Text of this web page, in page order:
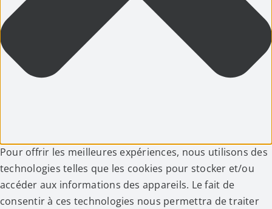
Pour offrir les meilleures expériences, nous utilisons des
technologies telles que les cookies pour stocker et/ou
accéder aux informations des appareils. Le fait de
consentir à ces technologies nous permettra de traiter